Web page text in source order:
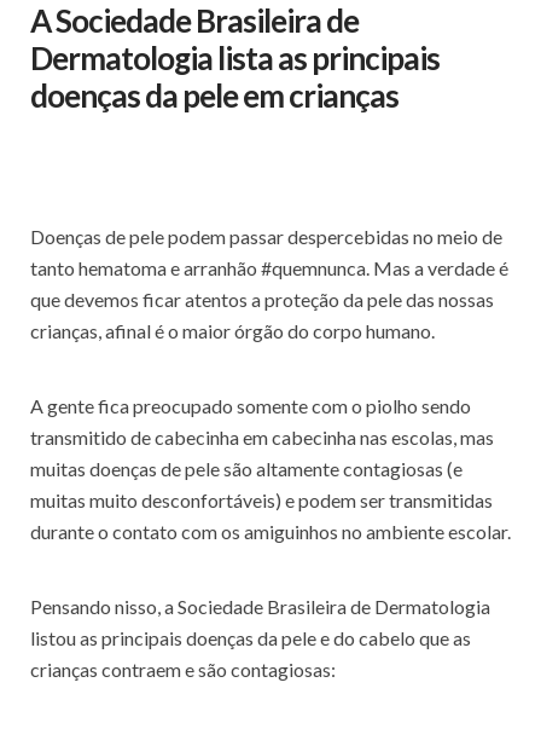
A Sociedade Brasileira de
Dermatologia lista as principais
doenças da pele em crianças
Doenças de pele podem passar despercebidas no meio de
tanto hematoma e arranhão #quemnunca. Mas a verdade é
que devemos ficar atentos a proteção da pele das nossas
crianças, afinal é o maior órgão do corpo humano.
A gente fica preocupado somente com o piolho sendo
transmitido de cabecinha em cabecinha nas escolas, mas
muitas doenças de pele são altamente contagiosas (e
muitas muito desconfortáveis) e podem ser transmitidas
durante o contato com os amiguinhos no ambiente escolar.
Pensando nisso, a Sociedade Brasileira de Dermatologia
listou as principais doenças da pele e do cabelo que as
crianças contraem e são contagiosas: